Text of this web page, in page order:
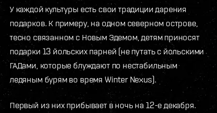
У каждой культуры есть свои традиции дарения
подарков. К примеру, на одном северном острове,
тесно связанном с Новым Эдемом, детям приносят
подарки 13 йольских парней (не путать с йольскими
ГАДами, которые блуждают по нестабильным
ледяным бурям во время Winter Nexus).
Первый из них прибывает в ночь на 12-е декабря.